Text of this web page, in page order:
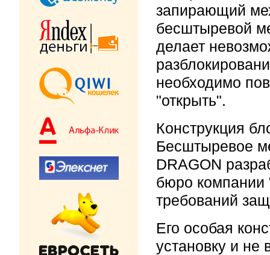
запирающий
бесштыревой
делает
необходимо
"открыть".
Конструкция
Бесштыревое
DRAGON
бюро
требований
Его особая
установку и не